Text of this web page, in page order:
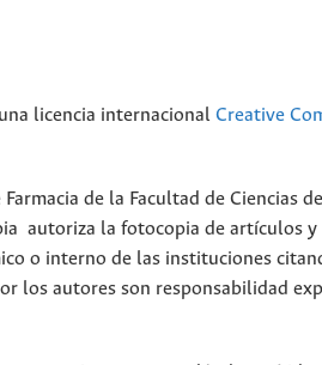
licencia internacional Creative
de la Facultad de Ciencias
autoriza la fotocopia de artículos
o interno de las instituciones
los autores son responsabilidad